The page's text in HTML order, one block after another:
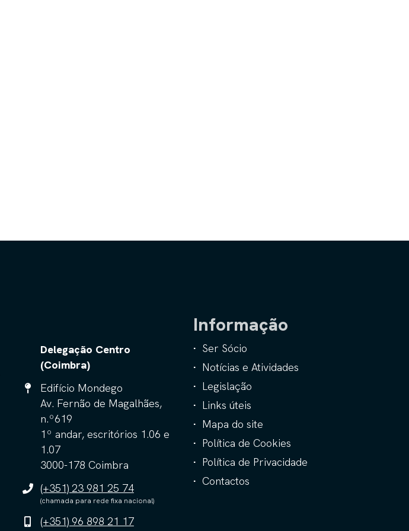
Delegação Centro
(Coimbra)
Edifício Mondego
Av. Fernão de Magalhães,
n.º619
1º andar, escritórios 1.06 e
1.07
3000-178 Coimbra
(+351) 23 981 25 74
(chamada para rede fixa nacional)
(+351) 96 898 21 17
Informação
Ser Sócio
Notícias e Atividades
Legislação
Links úteis
Mapa do site
Política de Cookies
Política de Privacidade
Contactos